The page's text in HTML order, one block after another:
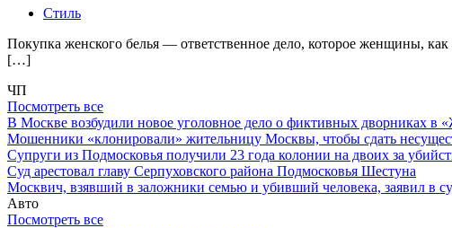
Стиль
Покупка женского белья — ответственное дело, которое женщины,
[…]
ЧП
Посмотреть все
В Москве возбудили новое уголовное дело о фиктивных дворниках в
Мошенники «клонировали» жительницу Москвы, чтобы сдать
Супруги из Подмосковья получили 23 года колонии на двоих за
Суд арестовал главу Серпуховского района Подмосковья Шестуна
Москвич, взявший в заложники семью и убивший человека, заявил в
Авто
Посмотреть все